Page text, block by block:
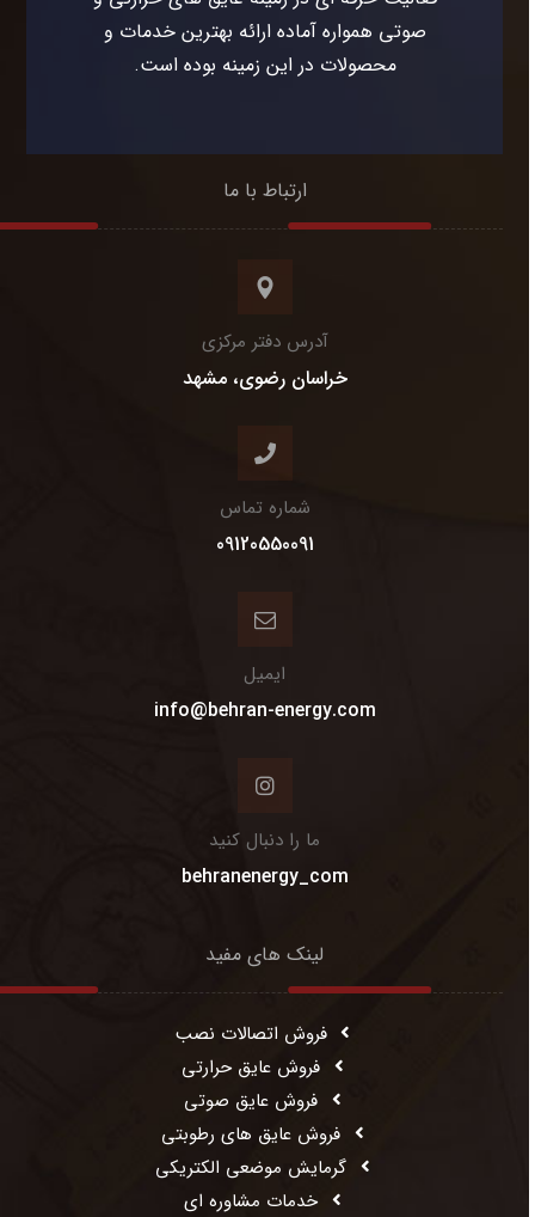
صوتی همواره آماده ارائه بهترین خدمات و
محصولات در این زمینه بوده است.
ارتباط با ما
آدرس دفتر مرکزی
خراسان رضوی، مشهد
شماره تماس
09120550091
ایمیل
info@behran-energy.com
ما را دنبال کنید
behranenergy_com
لینک های مفید
فروش اتصالات نصب
فروش عایق حرارتی
فروش عایق صوتی
فروش عایق های رطوبتی
گرمایش موضعی الکتریکی
خدمات مشاوره ای